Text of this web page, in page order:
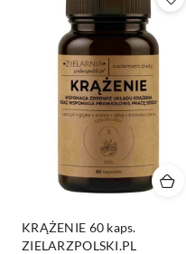
KRĄŻENIE 60 kaps.
ZIELARZPOLSKI.PL